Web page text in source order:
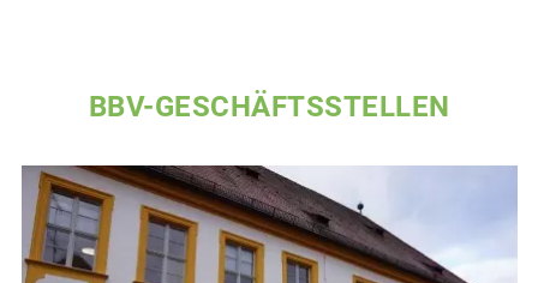
BBV-GESCHÄFTSSTELLEN